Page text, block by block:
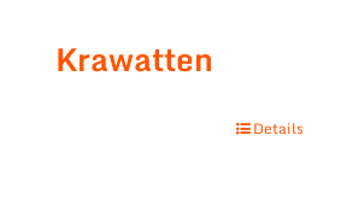
Krawatten
Details